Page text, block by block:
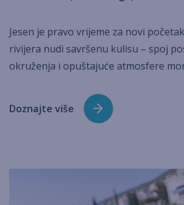
Jesen je pravo vrijeme za novi
rivijera nudi savršenu kulisu – spoj
okruženja i opuštajuće atmosfere
Doznajte više